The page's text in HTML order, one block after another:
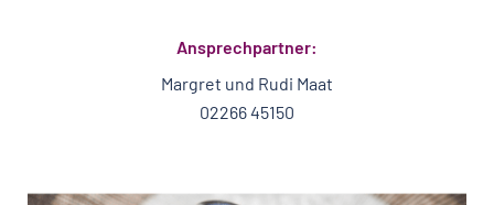
Ansprechpartner:
Margret und Rudi Maat
02266 45150